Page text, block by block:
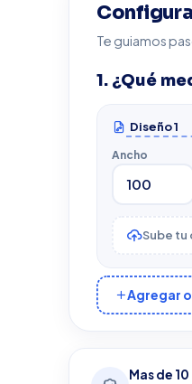
Te guiamos
1. ¿Qué
Ancho
Sube tu
Agregar
Mas de